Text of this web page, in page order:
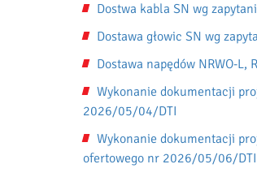
Dostwa kabla SN wg
Dostawa głowic SN wg
Dostawa napędów NRWO-
Wykonanie dokumentacji
2026/05/04/DTI
Wykonanie dokumentacji
ofertowego nr 2026/05/06/DTI